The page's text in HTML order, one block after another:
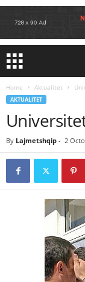
Home Aktualitet
AKTUALITET
By Lajmetshqip - 2